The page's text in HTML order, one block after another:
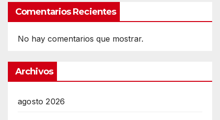
Comentarios Recientes
No hay comentarios que mostrar.
Archivos
agosto 2026